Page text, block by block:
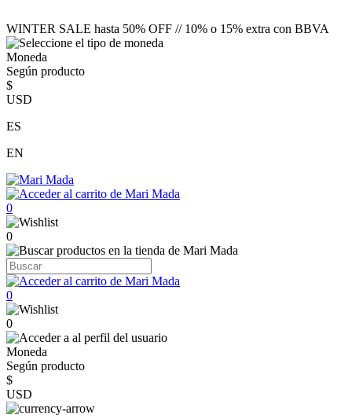
WINTER SALE hasta 50% OFF // 10% o 15% extra con BBVA
Moneda
Según producto
$
USD
ES
EN
0
0
0
0
Moneda
Según producto
$
USD